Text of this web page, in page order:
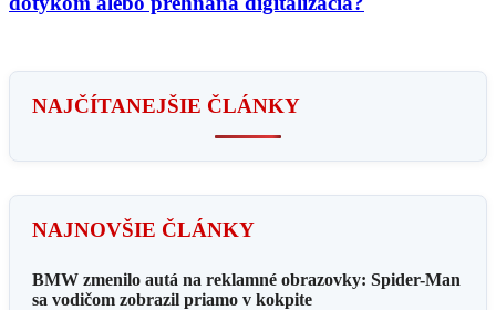
NAJČÍTANEJŠIE ČLÁNKY
NAJNOVŠIE ČLÁNKY
BMW zmenilo autá na reklamné obrazovky: Spider-Man
sa vodičom zobrazil priamo v kokpite